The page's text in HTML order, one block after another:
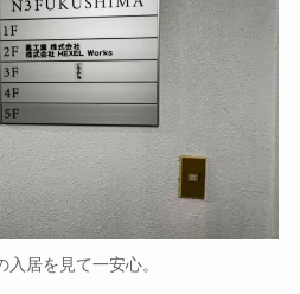
入居を見て一安心。